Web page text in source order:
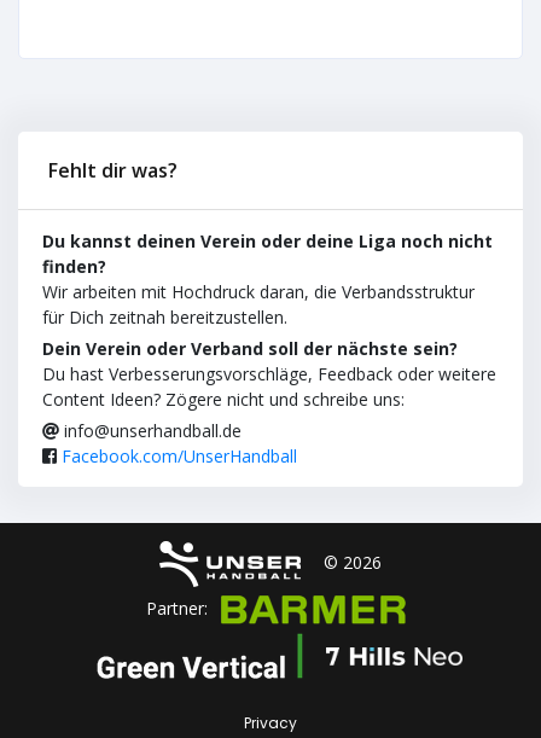
Fehlt dir was?
Du kannst deinen Verein oder deine Liga noch nicht
finden?
Wir arbeiten mit Hochdruck daran, die Verbandsstruktur
für Dich zeitnah bereitzustellen.
Dein Verein oder Verband soll der nächste sein?
Du hast Verbesserungsvorschläge, Feedback oder weitere
Content Ideen? Zögere nicht und schreibe uns:
info@unserhandball.de
Facebook.com/UnserHandball
© 2026
Partner:
Privacy